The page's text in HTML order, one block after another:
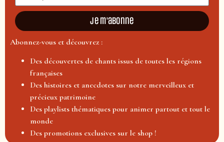
Je m'abonne
Abonnez-vous et découvrez :
Des découvertes de chants issus de toutes les régions
françaises
Des histoires et anecdotes sur notre merveilleux et
précieux patrimoine
Des playlists thématiques pour animer partout et tout le
monde
Des promotions exclusives sur le shop !